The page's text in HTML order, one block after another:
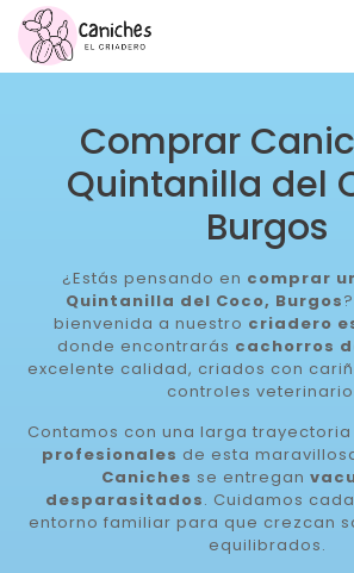
Comprar
Quintanilla del
Burgos
¿Estás pensando en comprar
Quintanilla del Coco, Burgos
bienvenida a nuestro criadero
donde encontrarás cachorros
excelente calidad, criados con
controles
Contamos con una larga
profesionales de esta
Caniches se entregan
desparasitados. Cuidamos
entorno familiar para que crezcan
equilibrados.